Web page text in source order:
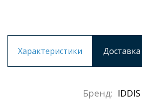
Характеристики Доставка
Бренд: IDDIS